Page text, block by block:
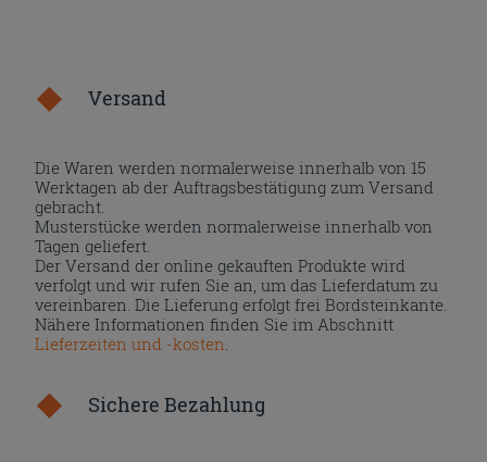
Versand
Die Waren werden normalerweise innerhalb von 15
Werktagen ab der Auftragsbestätigung zum Versand
gebracht.
Musterstücke werden normalerweise innerhalb von
Tagen geliefert.
Der Versand der online gekauften Produkte wird
verfolgt und wir rufen Sie an, um das Lieferdatum zu
vereinbaren. Die Lieferung erfolgt frei Bordsteinkante.
Nähere Informationen finden Sie im Abschnitt
Lieferzeiten und -kosten
Sichere Bezahlung